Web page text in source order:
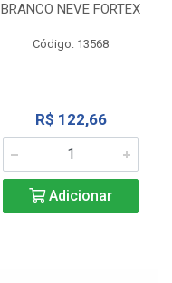
BRANCO NEVE FORTEX
Código: 13568
R$ 122,66
Adicionar